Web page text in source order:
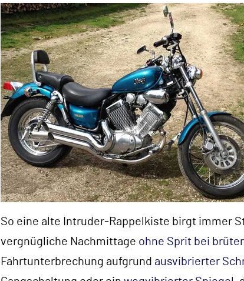
So eine alte Intruder-Rappelkiste birgt immer
vergnügliche Nachmittage ohne Sprit bei
Fahrtunterbrechung aufgrund ausvibrierter